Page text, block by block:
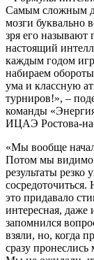
Самым сложным
мозги буквально
зря его называют
настоящий
каждым годом
набираем
ума и классную
турниров!», –
команды
ИЦАЭ Ростова-
«Мы вообще
Потом мы видимо
результаты
это придавало
интересная, даже
запомнился
взяли, но, когда
сразу